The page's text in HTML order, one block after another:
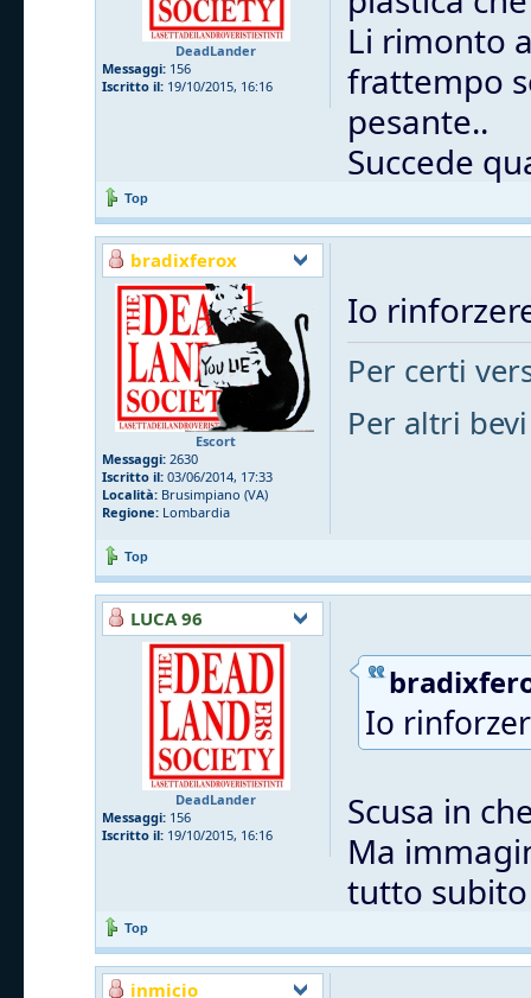
DeadLander
Messaggi: 156
Iscritto il: 19/10/2015, 16:16
Li rimonto
frattempo
pesante..
Succede
Top
bradixferox
Escort
Messaggi: 2630
Iscritto il: 03/06/2014, 17:33
Località: Brusimpiano (VA)
Regione: Lombardia
Io
Per certi
Per altri bevi
Top
LUCA 96
DeadLander
Messaggi: 156
Iscritto il: 19/10/2015, 16:16
Io
Scusa in
Ma
tutto
Top
inmicio